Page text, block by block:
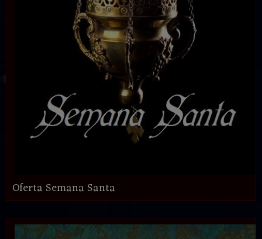
Oferta Semana Santa